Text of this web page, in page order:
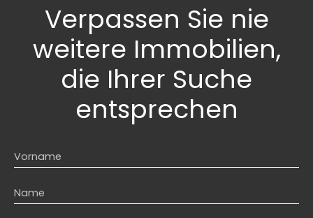
Verpassen Sie nie
weitere Immobilien,
die Ihrer Suche
entsprechen
Vorname
Name